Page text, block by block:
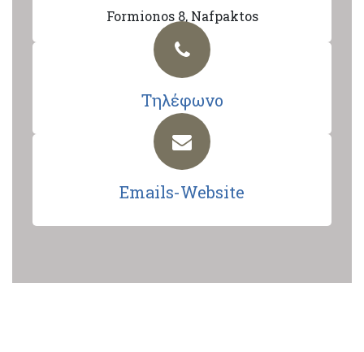
Formionos 8, Nafpaktos
Τηλέφωνο
Emails-Website